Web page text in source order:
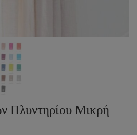
Πλυντηρίου Μικρή